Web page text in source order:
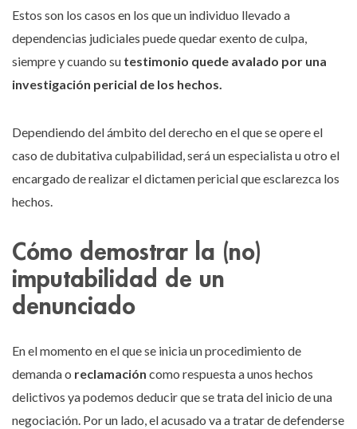
Estos son los casos en los que un individuo llevado a
dependencias judiciales puede quedar exento de culpa,
siempre y cuando su testimonio quede avalado por una
investigación pericial de los hechos.
Dependiendo del ámbito del derecho en el que se opere el
caso de dubitativa culpabilidad, será un especialista u otro el
encargado de realizar el dictamen pericial que esclarezca los
hechos.
Cómo demostrar la (no)
imputabilidad de un
denunciado
En el momento en el que se inicia un procedimiento de
demanda o reclamación como respuesta a unos hechos
delictivos ya podemos deducir que se trata del inicio de una
negociación. Por un lado, el acusado va a tratar de defenderse